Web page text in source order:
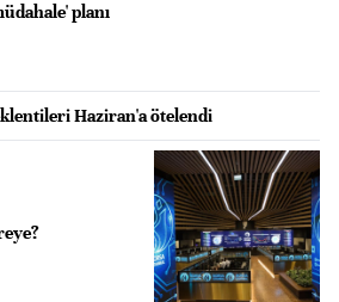
planı
Haziran'a ötelendi